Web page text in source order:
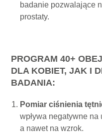
badanie pozwalające
prostaty.
PROGRAM 40+
DLA KOBIET, JAK I
BADANIA:
Pomiar ciśnienia
wpływa negatywne na
a nawet na wzrok.